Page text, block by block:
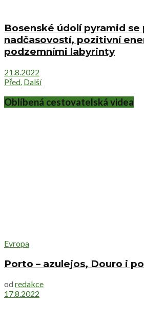
Bosenské údolí pyramid se
nadčasovostí, pozitivní
podzemními labyrinty
21.8.2022
Před. Další
Oblíbená cestovatelská videa
Evropa
Porto – azulejos, Douro i
od redakce
17.8.2022